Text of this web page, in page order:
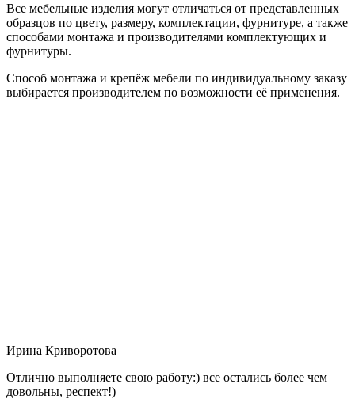
Все мебельные изделия могут отличаться от представленных
образцов по цвету, размеру, комплектации, фурнитуре, а также
способами монтажа и производителями комплектующих и
фурнитуры.
Способ монтажа и крепёж мебели по индивидуальному заказу
выбирается производителем по возможности её применения.
Ирина Криворотова
Отлично выполняете свою работу:) все остались более чем
довольны, респект!)